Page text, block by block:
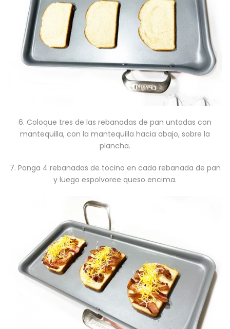
6. Coloque tres de las rebanadas de pan untadas con
mantequilla, con la mantequilla hacia abajo, sobre la
plancha.
7. Ponga 4 rebanadas de tocino en cada rebanada de pan
y luego espolvoree queso encima.